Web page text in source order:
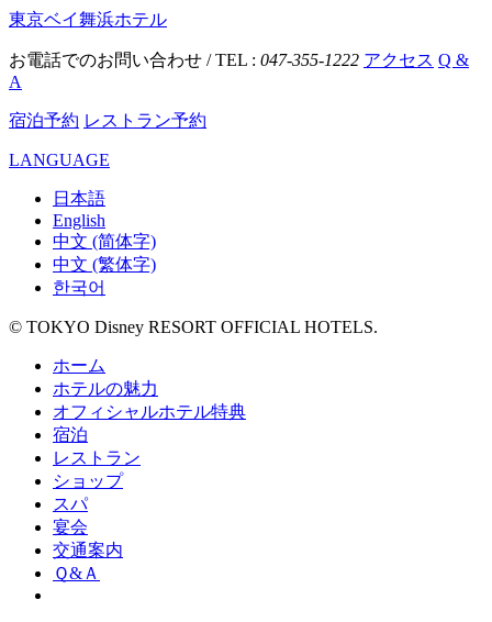
東京ベイ舞浜ホテル
お電話でのお問い合わせ / TEL : 047-355-1222 アクセス Q &
A
宿泊予約 レストラン予約
LANGUAGE
日本語
English
中文 (简体字)
中文 (繁体字)
한국어
© TOKYO Disney RESORT OFFICIAL HOTELS.
ホーム
ホテルの魅力
オフィシャルホテル特典
宿泊
レストラン
ショップ
スパ
宴会
交通案内
Ｑ&Ａ